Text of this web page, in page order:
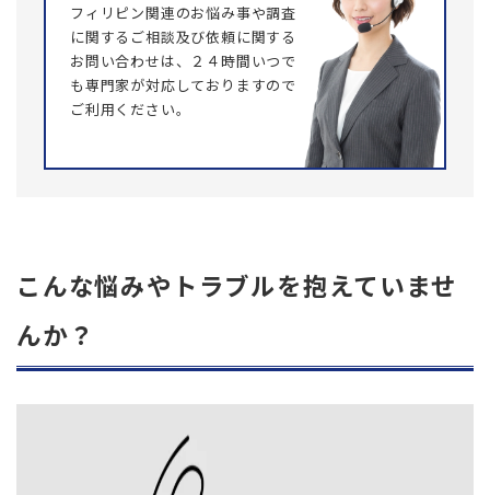
フィリピン関連のお悩み事や調査
に関するご相談及び依頼に関する
お問い合わせは、２４時間いつで
も専門家が対応しておりますので
ご利用ください。
こんな悩みやトラブルを抱えていませ
んか？